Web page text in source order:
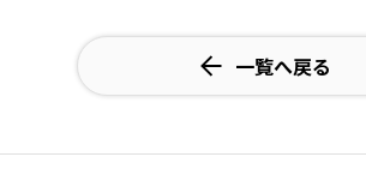
一覧へ戻る